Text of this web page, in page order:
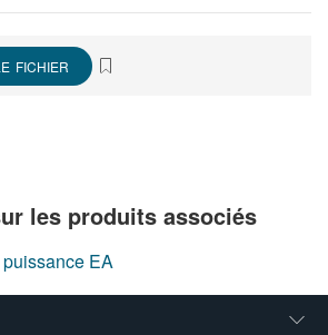
FICHIER
les produits associés
EA